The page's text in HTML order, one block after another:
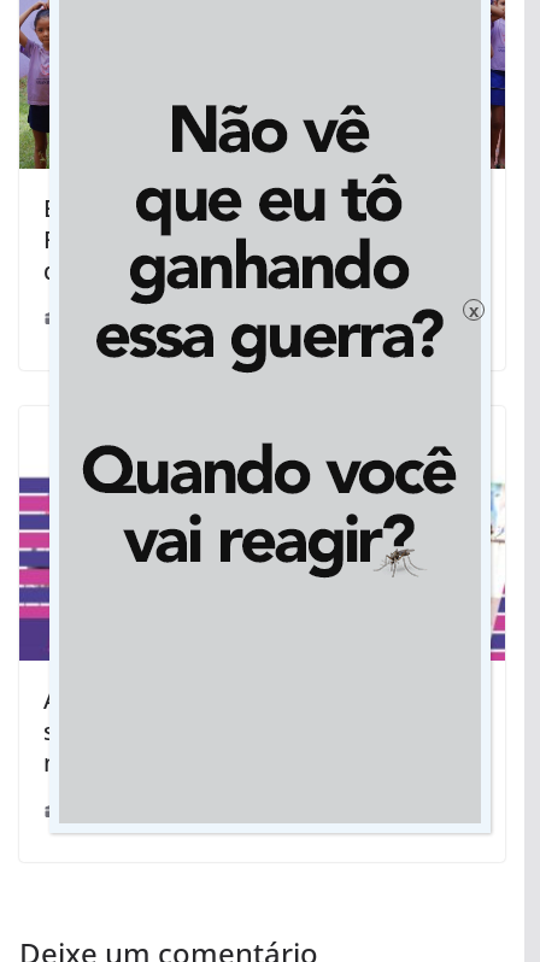
Em Campo Grande, Caravina destina
R$ 70 mil para fortalecer ações sociais
da Associação Anandamóyi
08/11/2024
Ação Cidadania Para Elas vai oferecer
serviços gratuitos exclusivos para
mulheres neste sábado
Deixe um comentário
x